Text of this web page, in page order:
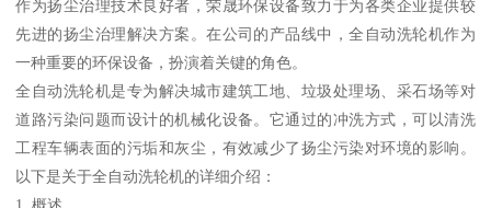
作为扬尘治理技术良好者，荣晟环保设备致力于为各类企业提供较
先进的扬尘治理解决方案。在公司的产品线中，全自动洗轮机作为
一种重要的环保设备，扮演着关键的角色。
全自动洗轮机是专为解决城市建筑工地、垃圾处理场、采石场等对
道路污染问题而设计的机械化设备。它通过的冲洗方式，可以清洗
工程车辆表面的污垢和灰尘，有效减少了扬尘污染对环境的影响。
以下是关于全自动洗轮机的详细介绍：